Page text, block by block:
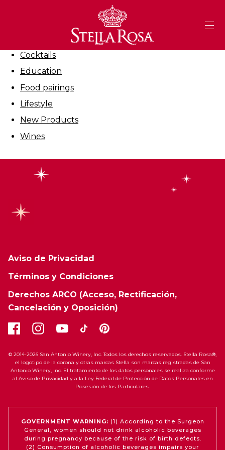
Cocktails
Education
Food pairings
Lifestyle
New Products
Wines
Aviso de Privacidad
Términos y Condiciones
Derechos ARCO (Acceso, Rectificación,
Cancelación y Oposición)
© 2014-2026 San Antonio Winery, Inc. Todos los derechos reservados. Stella Rosa®,
el logotipo de la corona y otras marcas Stella son marcas registradas de San
Antonio Winery, Inc. El tratamiento de los datos personales se realiza conforme
al Aviso de Privacidad y a la Ley Federal de Protección de Datos Personales en
Posesión de los Particulares.
GOVERNMENT WARNING: (1) According to the Surgeon
General, women should not drink alcoholic beverages
during pregnancy because of the risk of birth defects.
(2) Consumption of alcoholic beverages impairs your